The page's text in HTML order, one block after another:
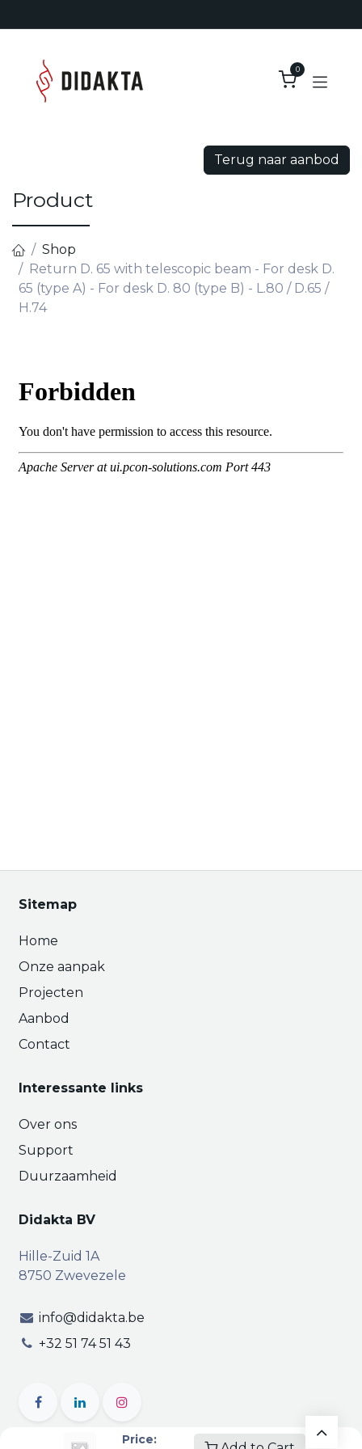
Price:
0
Terug naar aanbod
Product
Shop
Return D. 65 with telescopic beam - For desk D.
65 (type A) - For desk D. 80 (type B) - L.80 / D.65 /
H.74
Sitemap
Home
Onze aanpak
Projecten
Aanbod
Contact
Interessante links
Over ons
Support
Duurzaamheid
Didakta BV
Hille-Zuid 1A
8750 Zwevezele
info@didakta.be
+32 51 74 51 43